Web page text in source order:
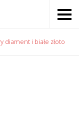
diament i białe złoto